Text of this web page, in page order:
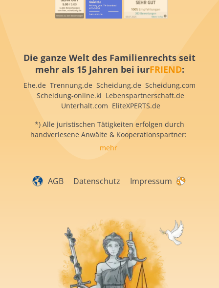
Die ganze Welt des Familienrechts seit
mehr als 15 Jahren bei iurFRIEND:
Ehe.de Trennung.de Scheidung.de Scheidung.com
Scheidung-online.ki Lebenspartnerschaft.de
Unterhalt.com EliteXPERTS.de
*) Alle juristischen Tätigkeiten erfolgen durch
handverlesene Anwälte & Kooperationspartner:
mehr
AGB Datenschutz Impressum